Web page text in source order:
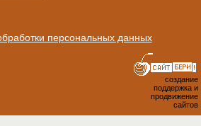
персональных данных
создание
поддержка и
продвижение
сайтов